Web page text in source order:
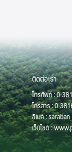
ติดต่อเรา
โทรศัพท์ : 0-
โทรสาร : 0-
อีเมล์ :
เว็บไซต์ :